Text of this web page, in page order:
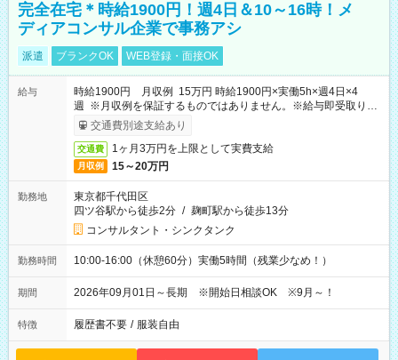
完全在宅＊時給1900円！週4日＆10～16時！メ
ディアコンサル企業で事務アシ
派遣 ブランクOK WEB登録・面接OK
給与
時給1900円 月収例 15万円 時給1900円×実働5h×週4日×4
週 ※月収例を保証するものではありません。※給与即受取りサ
ービス利用可（利用条件有）
交通費別途支給あり
交通費 1ヶ月3万円を上限として実費支給
月収例 15～20万円
勤務地
東京都千代田区
四ツ谷駅から徒歩2分 / 麹町駅から徒歩13分
コンサルタント・シンクタンク
勤務時間 10:00-16:00（休憩60分）実働5時間（残業少なめ！）
期間 2026年09月01日～長期 ※開始日相談OK ※9月～！
特徴 履歴書不要 / 服装自由